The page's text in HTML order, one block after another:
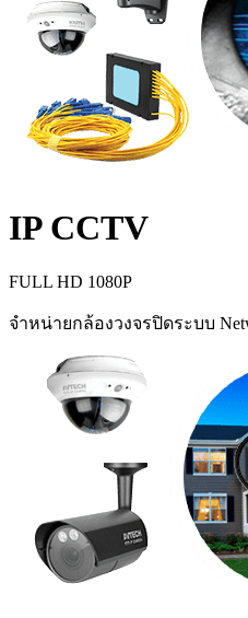
IP CCTV
FULL HD 1080P
จำหน่ายกล้องวงจรปิดระบบ